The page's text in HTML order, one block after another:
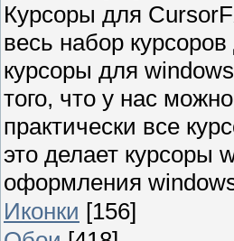
Курсоры для
весь набор
курсоры для
того, что у нас
практически все
это делает курсоры
оформления
Иконки [156]